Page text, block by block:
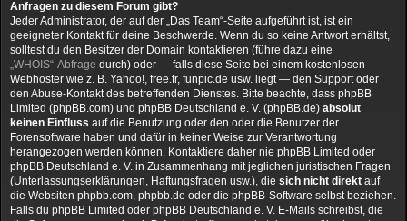
Anfragen zu diesem Forum gibt?
Jeder Administrator, der auf der „Das Team“-Seite aufgeführt ist, ist ein
geeigneter Kontakt für deine Beschwerde. Wenn du so keine Antwort erhältst,
solltest du den Besitzer der Domain kontaktieren (führe dazu eine
„WHOIS“-Abfrage durch) oder — falls diese Seite bei einem kostenlosen
Webhoster wie z. B. Yahoo!, free.fr, funpic.de usw. liegt — den Support oder
den Abuse-Kontakt des betreffenden Dienstes. Bitte beachte, dass phpBB
Limited (phpBB.com) und phpBB Deutschland e. V. (phpBB.de) absolut
keinen Einfluss auf die Benutzung oder den oder die Benutzer der
Forensoftware haben und dafür in keiner Weise zur Verantwortung
herangezogen werden können. Kontaktiere daher nie phpBB Limited oder
phpBB Deutschland e. V. in Zusammenhang mit jeglichen juristischen Fragen
(Unterlassungserklärungen, Haftungsfragen usw.), die sich nicht direkt auf
die Websiten phpbb.com, phpbb.de oder die phpBB-Software selbst beziehen.
Falls du phpBB Limited oder phpBB Deutschland e. V. E-Mails schreibst, die